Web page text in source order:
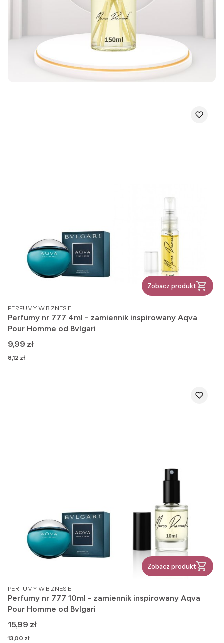
Zobacz produkt
PRODUCENT
PERFUMY W BIZNESIE
Perfumy nr 777 4ml - zamiennik inspirowany Aqva
Pour Homme od Bvlgari
Cena
9,99 zł
Cena
8,12 zł
Zobacz produkt
PRODUCENT
PERFUMY W BIZNESIE
Perfumy nr 777 10ml - zamiennik inspirowany Aqva
Pour Homme od Bvlgari
Cena
15,99 zł
Cena
13,00 zł